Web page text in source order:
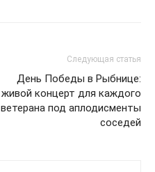
Следующая статья
День Победы в Рыбнице:
живой концерт для каждого
ветерана под аплодисменты
соседей